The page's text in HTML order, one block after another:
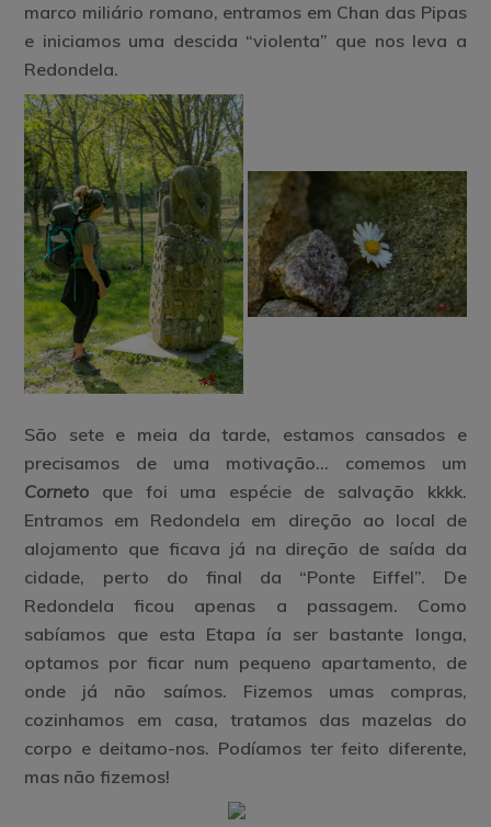
marco miliário romano, entramos em Chan das Pipas
e iniciamos uma descida “violenta” que nos leva a
Redondela.
São sete e meia da tarde, estamos cansados e
precisamos de uma motivação… comemos um
Corneto que foi uma espécie de salvação kkkk.
Entramos em Redondela em direção ao local de
alojamento que ficava já na direção de saída da
cidade, perto do final da “Ponte Eiffel”. De
Redondela ficou apenas a passagem. Como
sabíamos que esta Etapa ía ser bastante longa,
optamos por ficar num pequeno apartamento, de
onde já não saímos. Fizemos umas compras,
cozinhamos em casa, tratamos das mazelas do
corpo e deitamo-nos. Podíamos ter feito diferente,
mas não fizemos!